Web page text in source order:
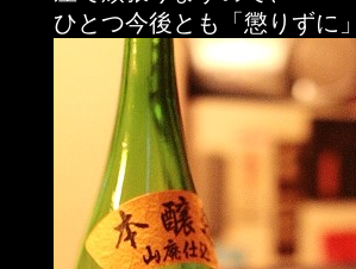
ひとつ今後とも「懲りずに